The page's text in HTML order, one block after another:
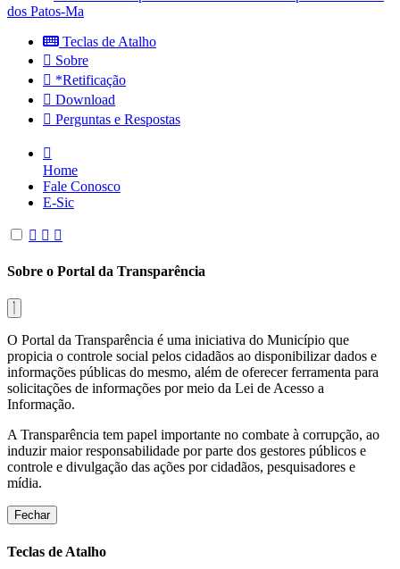
dos Patos-Ma
Teclas de Atalho
Sobre
*Retificação
Download
Perguntas e Respostas
Home
Fale Conosco
E-Sic
Sobre o Portal da Transparência
O Portal da Transparência é uma iniciativa do Município que
propicia o controle social pelos cidadãos ao disponibilizar dados e
informações públicas do mesmo, além de oferecer ferramenta para
solicitações de informações por meio da Lei de Acesso a
Informação.
A Transparência tem papel importante no combate à corrupção, ao
induzir maior responsabilidade por parte dos gestores públicos e
controle e divulgação das ações por cidadãos, pesquisadores e
mídia.
Fechar
Teclas de Atalho